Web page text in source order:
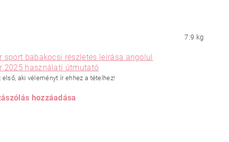
7.9 kg
sport babakocsi részletes leírása angolul
2025 használati útmutató
első, aki véleményt ír ehhez a tételhez!
hozzáadása